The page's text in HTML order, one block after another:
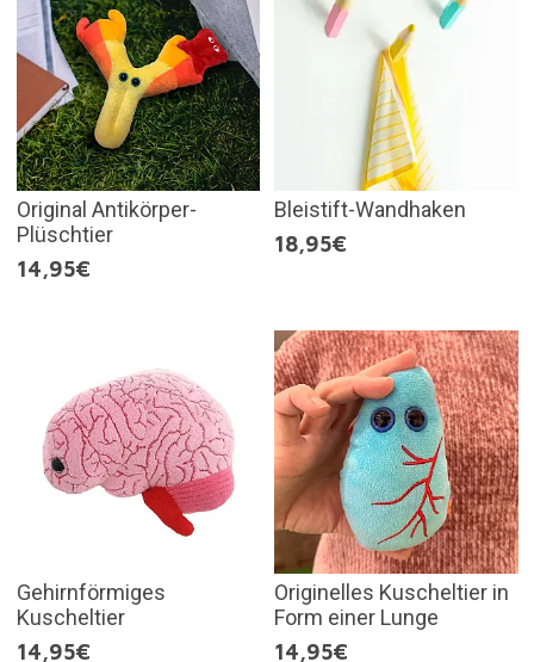
Original Antikörper-
Plüschtier
14,95€
Bleistift-Wandhaken
18,95€
Gehirnförmiges
Kuscheltier
14,95€
Originelles Kuscheltier in
Form einer Lunge
14,95€